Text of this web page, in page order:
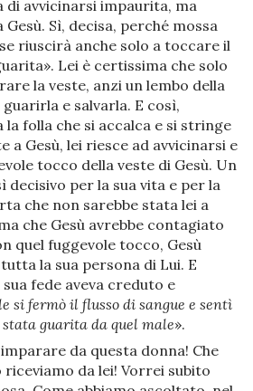
di avvicinarsi impaurita, ma
Sì, decisa, perché mossa
riuscirà anche solo a toccare il
Lei è certissima che solo
la veste, anzi un lembo della
e salvarla. E così,
folla che si accalca e si stringe
a Gesù, lei riesce ad avvicinarsi e
tocco della veste di Gesù. Un
decisivo per la sua vita e per la
che non sarebbe stata lei a
che Gesù avrebbe contagiato
quel fuggevole tocco, Gesù
la sua persona di Lui. E
fede aveva creduto e
si fermò il flusso di sangue e sentì
guarita da quel male».
da questa donna! Che
da lei! Vorrei subito